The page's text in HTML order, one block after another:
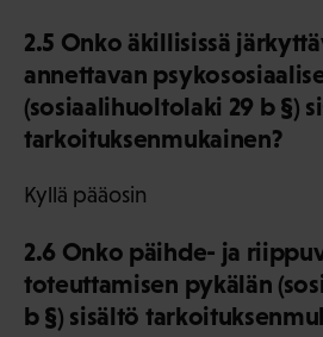
2.5 Onko äkillisissä
annettavan
(sosiaalihuoltolaki 29 b §)
tarkoituksenmukainen?
Kyllä pääosin
2.6 Onko päihde- ja
toteuttamisen pykälän
b §) sisältö